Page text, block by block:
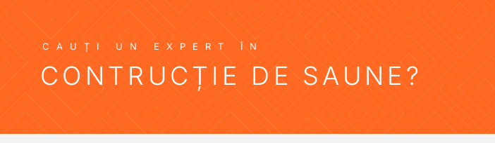
CAUȚI UN EXPERT ÎN
CONTRUCȚIE DE SAUNE?